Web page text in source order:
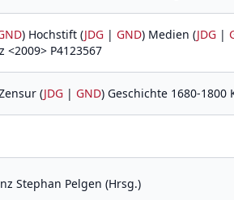
) Hochstift (JDG | GND) Medien (JDG |
<2009> P4123567
(JDG | GND) Geschichte 1680-1800
Stephan Pelgen (Hrsg.)